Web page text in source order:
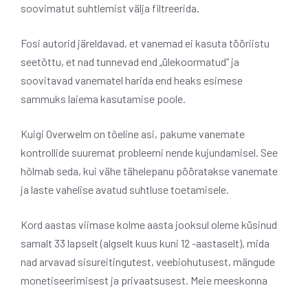
soovimatut suhtlemist välja filtreerida.
Fosi autorid järeldavad, et vanemad ei kasuta tööriistu
seetõttu, et nad tunnevad end „ülekoormatud” ja
soovitavad vanematel harida end heaks esimese
sammuks laiema kasutamise poole.
Kuigi Overwelm on tõeline asi, pakume vanemate
kontrollide suuremat probleemi nende kujundamisel. See
hõlmab seda, kui vähe tähelepanu pööratakse vanemate
ja laste vahelise avatud suhtluse toetamisele.
Kord aastas viimase kolme aasta jooksul oleme küsinud
samalt 33 lapselt (algselt kuus kuni 12 -aastaselt), mida
nad arvavad sisureitingutest, veebiohutusest, mängude
monetiseerimisest ja privaatsusest. Meie meeskonna